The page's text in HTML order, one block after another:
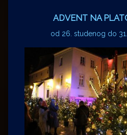
ADVENT NA
od 26. studenog do